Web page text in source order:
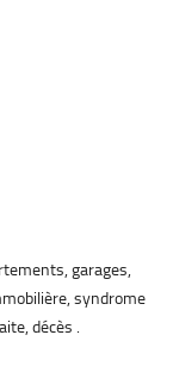
garages,
syndrome
décès .